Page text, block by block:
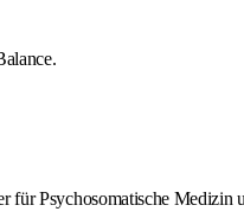
für Psychosomatische Medizin